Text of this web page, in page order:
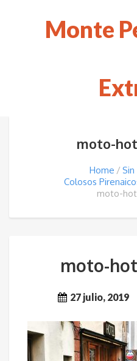
Monte
moto-
Home
Colosos
moto-
moto-
27 julio, 2019